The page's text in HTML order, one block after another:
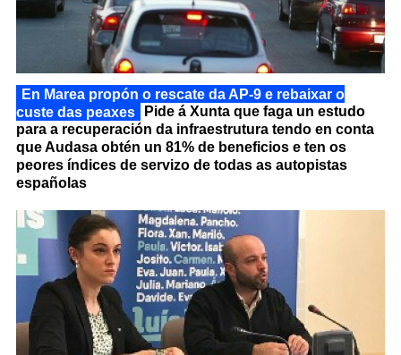
En Marea propón o rescate da AP-9 e rebaixar o
custe das peaxes
Pide á Xunta que faga un estudo
para a recuperación da infraestrutura tendo en conta
que Audasa obtén un 81% de beneficios e ten os
peores índices de servizo de todas as autopistas
españolas